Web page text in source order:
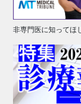
非専門医に知ってほ